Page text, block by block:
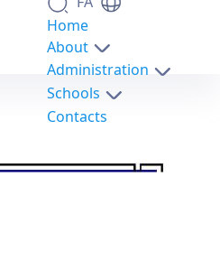
Home
About
Administration
Schools
Contacts
تهیه و بررسی خواص غشاهای ماتریس مخلوط پلی اترسولفون/بایوچار و کاربرد آنها در فرآیند تصفیه آب / امین ملکی - science- دانشکدگان علوم